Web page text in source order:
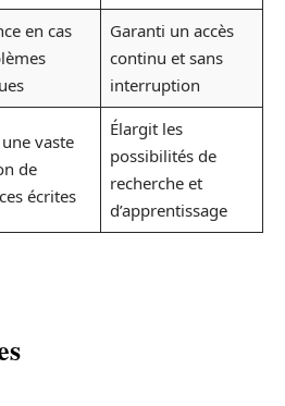
en cas
Garanti un accès
continu et sans
interruption
vaste
de
écrites
Élargit les
possibilités de
recherche et
d’apprentissage